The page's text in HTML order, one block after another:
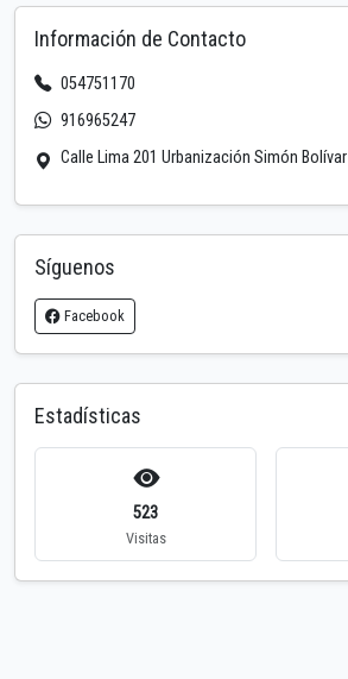
Información de Contacto
054751170
916965247
Calle Lima 201 Urbanización Simón Bolívar
Síguenos
Facebook
Estadísticas
523
Visitas